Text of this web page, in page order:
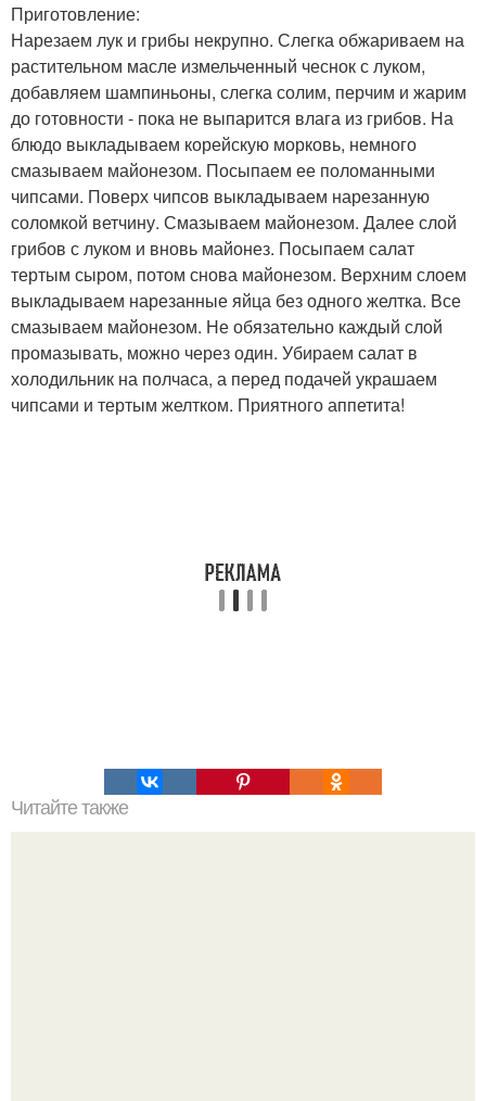
Приготовление:
Нарезаем лук и грибы некрупно. Слегка обжариваем на
растительном масле измельченный чеснок с луком,
добавляем шампиньоны, слегка солим, перчим и жарим
до готовности - пока не выпарится влага из грибов. На
блюдо выкладываем корейскую морковь, немного
смазываем майонезом. Посыпаем ее поломанными
чипсами. Поверх чипсов выкладываем нарезанную
соломкой ветчину. Смазываем майонезом. Далее слой
грибов с луком и вновь майонез. Посыпаем салат
тертым сыром, потом снова майонезом. Верхним слоем
выкладываем нарезанные яйца без одного желтка. Все
смазываем майонезом. Не обязательно каждый слой
промазывать, можно через один. Убираем салат в
холодильник на полчаса, а перед подачей украшаем
чипсами и тертым желтком. Приятного аппетита!
Читайте также